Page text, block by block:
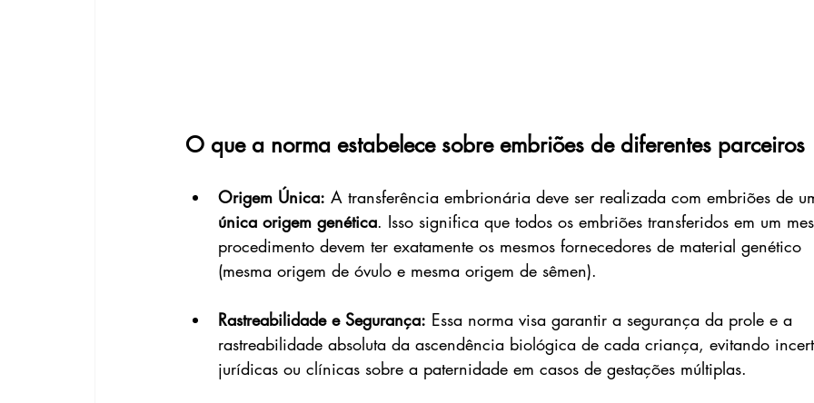
O que a norma estabelece sobre embriões de diferentes parceiros
Origem Única: A transferência embrionária deve ser realizada com embriões de
única origem genética. Isso significa que todos os embriões transferidos em um
procedimento devem ter exatamente os mesmos fornecedores de material genético
(mesma origem de óvulo e mesma origem de sêmen).
Rastreabilidade e Segurança: Essa norma visa garantir a segurança da prole e a
rastreabilidade absoluta da ascendência biológica de cada criança, evitando
jurídicas ou clínicas sobre a paternidade em casos de gestações múltiplas.